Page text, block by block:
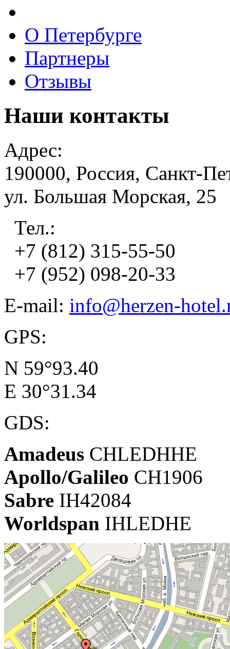
О Петербурге
Партнеры
Отзывы
Наши контакты
Адрес:
190000, Россия, Санкт-
ул. Большая Морская, 25
Тел.:
+7 (812) 315-55-50
+7 (952) 098-20-33
E-mail: info@herzen-
GPS:
N 59°93.40
E 30°31.34
GDS:
Amadeus CHLEDHHE
Apollo/Galileo CH1906
Sabre IH42084
Worldspan IHLEDHE